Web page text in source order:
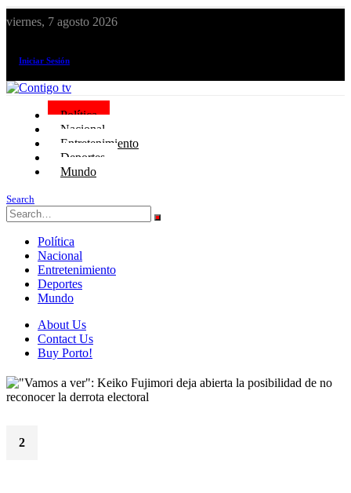
viernes, 7 agosto 2026
Iniciar Sesión
Política
Nacional
Entretenimiento
Deportes
Mundo
Search
Política
Nacional
Entretenimiento
Deportes
Mundo
About Us
Contact Us
Buy Porto!
2